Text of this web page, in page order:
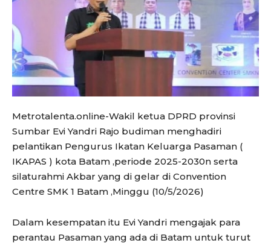
Metrotalenta.online-Wakil ketua DPRD provinsi
Sumbar Evi Yandri Rajo budiman menghadiri
pelantikan Pengurus Ikatan Keluarga Pasaman (
IKAPAS ) kota Batam ,periode 2025-2030n serta
silaturahmi Akbar yang di gelar di Convention
Centre SMK 1 Batam ,Minggu (10/5/2026)
Dalam kesempatan itu Evi Yandri mengajak para
perantau Pasaman yang ada di Batam untuk turut